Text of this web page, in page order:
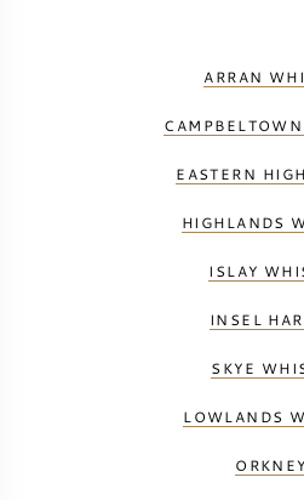
ARRAN
EASTERN
HIGHLANDS
ISLAY
INSEL
SKYE
LOWLANDS
ORKNEY